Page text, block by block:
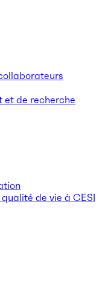
et de recherche
de vie à CESI